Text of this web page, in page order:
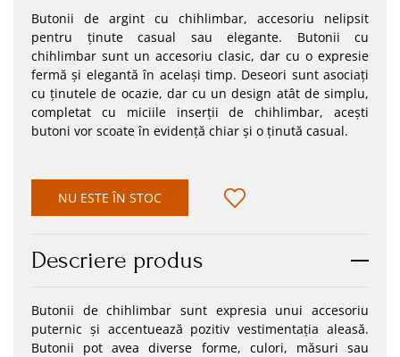
Butonii de argint cu chihlimbar, accesoriu nelipsit
pentru ținute casual sau elegante. Butonii cu
chihlimbar sunt un accesoriu clasic, dar cu o expresie
fermă și elegantă în același timp. Deseori sunt asociați
cu ținutele de ocazie, dar cu un design atât de simplu,
completat cu miciile inserții de chihlimbar, acești
butoni vor scoate în evidență chiar și o ținută casual.
NU ESTE ÎN STOC
Descriere produs
Butonii de chihlimbar sunt expresia unui accesoriu
puternic și accentuează pozitiv vestimentația aleasă.
Butonii pot avea diverse forme, culori, măsuri sau